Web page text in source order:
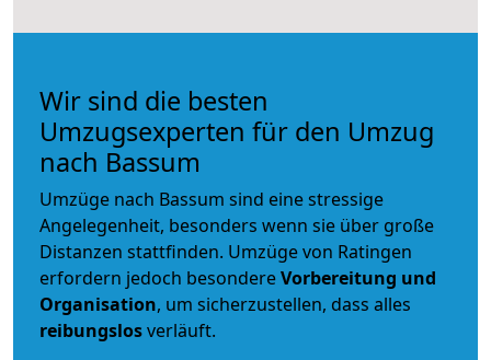
Wir sind die besten
Umzugsexperten für den Umzug
nach Bassum
Umzüge nach Bassum sind eine stressige
Angelegenheit, besonders wenn sie über große
Distanzen stattfinden. Umzüge von Ratingen
erfordern jedoch besondereVorbereitung und
Organisation, um sicherzustellen, dass alles
reibungslosverläuft.